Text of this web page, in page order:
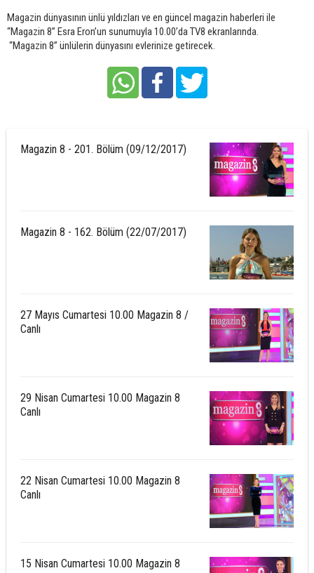
Magazin dünyasının ünlü yıldızları ve en güncel magazin haberleri ile
“Magazin 8” Esra Eron’un sunumuyla10.00’da TV8 ekranlarında.
“Magazin 8” ünlülerin dünyasını evlerinize getirecek.
Magazin 8 - 201. Bölüm (09/12/2017)
Magazin 8 - 162. Bölüm (22/07/2017)
27 Mayıs Cumartesi 10.00 Magazin 8 /
Canlı
29 Nisan Cumartesi 10.00 Magazin 8
Canlı
22 Nisan Cumartesi 10.00 Magazin 8
Canlı
15 Nisan Cumartesi 10.00 Magazin 8